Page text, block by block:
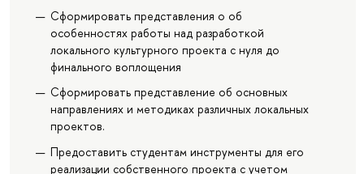
Сформировать представления о об
особенностях работы над разработкой
локального культурного проекта с нуля до
финального воплощения
Сформировать представление об основных
направлениях и методиках различных локальных
проектов.
Предоставить студентам инструменты для его
реализации собственного проекта с учетом